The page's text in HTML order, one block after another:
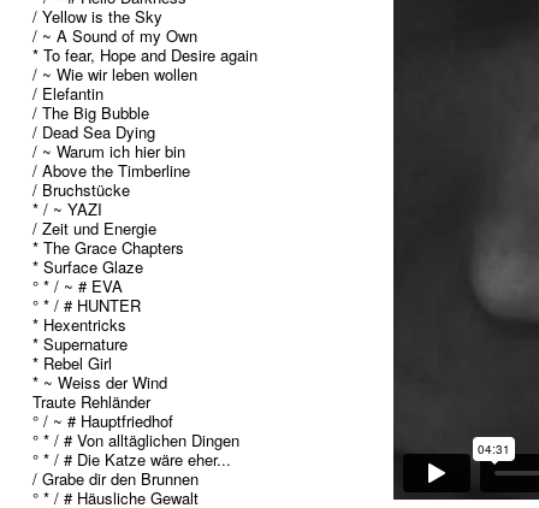
/ Yellow is the Sky
/ ~ A Sound of my Own
* To fear, Hope and Desire again
/ ~ Wie wir leben wollen
/ Elefantin
/ The Big Bubble
/ Dead Sea Dying
/ ~ Warum ich hier bin
/ Above the Timberline
/ Bruchstücke
* / ~ YAZI
/ Zeit und Energie
* The Grace Chapters
* Surface Glaze
° * / ~ # EVA
° * / # HUNTER
* Hexentricks
* Supernature
* Rebel Girl
* ~ Weiss der Wind
Traute Rehländer
° / ~ # Hauptfriedhof
° * / # Von alltäglichen Dingen
° * / # Die Katze wäre eher...
/ Grabe dir den Brunnen
° * / # Häusliche Gewalt